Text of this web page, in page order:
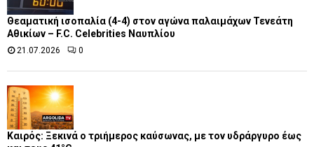
Θεαματική ισοπαλία (4-4) στον αγώνα παλαιμάχων Τενεάτη
Αθικίων – F.C. Celebrities Ναυπλίου
21.07.2026 0
Καιρός: Ξεκινά ο τριήμερος καύσωνας, με τον υδράργυρο έως